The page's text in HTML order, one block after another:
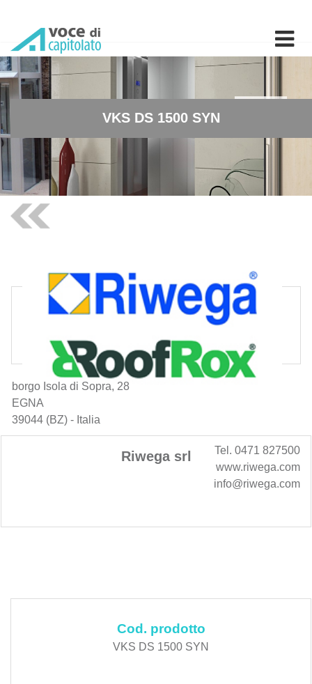
VKS DS 1500 SYN
Riwega srl
borgo Isola di Sopra, 28
EGNA
39044 (BZ) - Italia
Tel. 0471 827500
www.riwega.com
info@riwega.com
Cod. prodotto
VKS DS 1500 SYN